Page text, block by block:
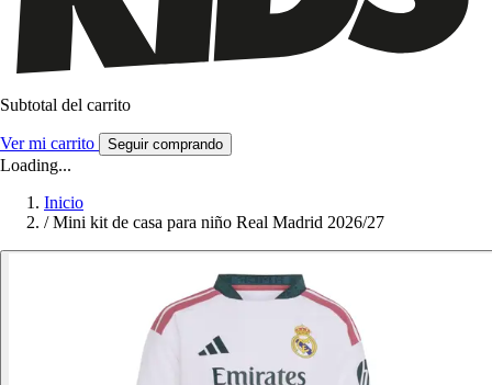
Subtotal del carrito
Ver mi carrito Seguir comprando
Loading...
Inicio
/ Mini kit de casa para niño Real Madrid 2026/27